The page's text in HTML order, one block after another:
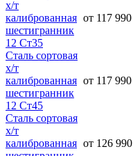
х/т
калиброванная
шестигранник
12 Ст35
от 117 990
Сталь сортовая
х/т
калиброванная
шестигранник
12 Ст45
от 117 990
Сталь сортовая
х/т
калиброванная от 126 990